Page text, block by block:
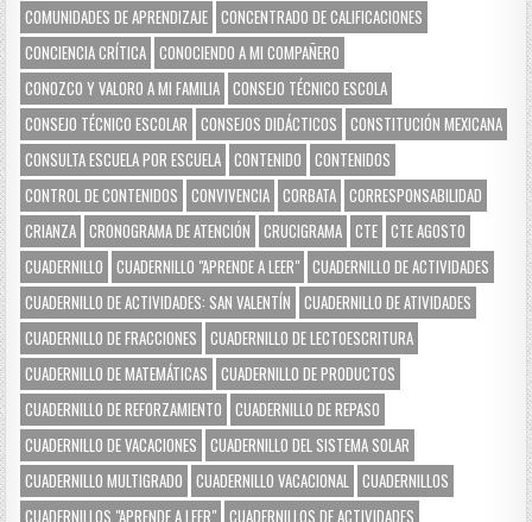
COMUNIDADES DE APRENDIZAJE CONCENTRADO DE CALIFICACIONES
CONCIENCIA CRÍTICA CONOCIENDO A MI COMPAÑERO
CONOZCO Y VALORO A MI FAMILIA CONSEJO TÉCNICO ESCOLA
CONSEJO TÉCNICO ESCOLAR
CONSEJOS DIDÁCTICOS
CONSTITUCIÓN MEXICANA
CONSULTA ESCUELA POR ESCUELA CONTENIDO
CONTENIDOS
CONTROL DE CONTENIDOS
CONVIVENCIA CORBATA CORRESPONSABILIDAD
CRIANZA CRONOGRAMA DE ATENCIÓN CRUCIGRAMA CTE CTE AGOSTO
CUADERNILLO
CUADERNILLO "APRENDE A LEER" CUADERNILLO DE ACTIVIDADES
CUADERNILLO DE ACTIVIDADES: SAN VALENTÍN
CUADERNILLO DE ATIVIDADES
CUADERNILLO DE FRACCIONES
CUADERNILLO DE LECTOESCRITURA
CUADERNILLO DE MATEMÁTICAS
CUADERNILLO DE PRODUCTOS
CUADERNILLO DE REFORZAMIENTO
CUADERNILLO DE REPASO
CUADERNILLO DE VACACIONES
CUADERNILLO DEL SISTEMA SOLAR
CUADERNILLO MULTIGRADO
CUADERNILLO VACACIONAL CUADERNILLOS
CUADERNILLOS "APRENDE A LEER" CUADERNILLOS DE ACTIVIDADES